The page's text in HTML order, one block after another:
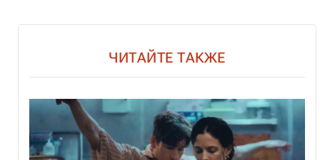
ЧИТАЙТЕ ТАКЖЕ